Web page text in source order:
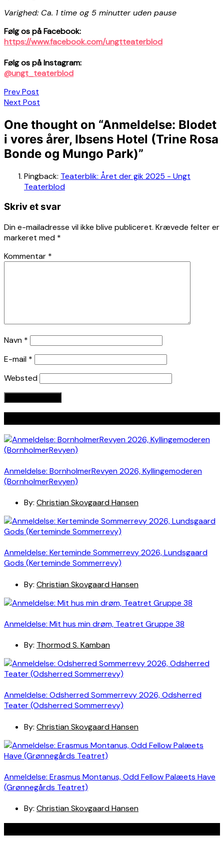
Varighed: Ca. 1 time og 5 minutter uden pause
Følg os på Facebook:
https://www.facebook.com/ungtteaterblod
Følg os på Instagram:
@ungt_teaterblod
Indlægsnavigation
Prev Post
Next Post
One thought on “Anmeldelse: Blodet
i vores årer, Ibsens Hotel (Trine Rosa
Bonde og Mungo Park)”
Pingback: Teaterblik: Året der gik 2025 - Ungt
Teaterblod
Skriv et svar
Din e-mailadresse vil ikke blive publiceret. Krævede felter er
markeret med *
Kommentar *
Navn *
E-mail *
Websted
Anmeldelse: BornholmerRevyen 2026, Kyllingemoderen
(BornholmerRevyen)
By: Christian Skovgaard Hansen
Anmeldelse: Kerteminde Sommerrevy 2026, Lundsgaard
Gods (Kerteminde Sommerrevy)
By: Christian Skovgaard Hansen
Anmeldelse: Mit hus min drøm, Teatret Gruppe 38
By: Thormod S. Kamban
Anmeldelse: Odsherred Sommerrevy 2026, Odsherred
Teater (Odsherred Sommerrevy)
By: Christian Skovgaard Hansen
Anmeldelse: Erasmus Montanus, Odd Fellow Palæets Have
(Grønnegårds Teatret)
By: Christian Skovgaard Hansen